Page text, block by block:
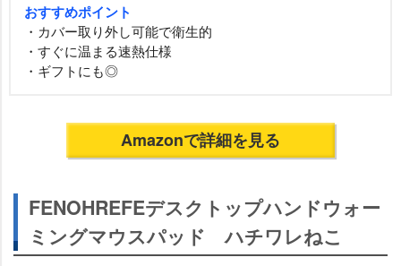
おすすめポイント
・カバー取り外し可能で衛生的
・すぐに温まる速熱仕様
・ギフトにも◎
Amazonで詳細を見る
FENOHREFEデスクトップハンドウォー
ミングマウスパッド ハチワレねこ